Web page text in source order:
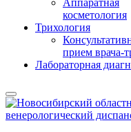
Аппаратная
косметология
Трихология
прием врача-
Лабораторная